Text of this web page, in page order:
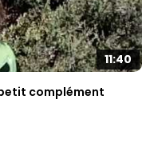
11:40
complément